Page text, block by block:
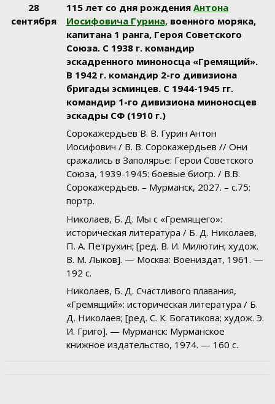
28
сентября
115 лет со дня рождения Антона
Иосифовича Гурина, военного моряка,
капитана 1 ранга, Героя Советского
Союза. С 1938 г. командир
эскадренного миноносца «Гремящий».
В 1942 г. командир 2-го дивизиона
бригады эсминцев. С 1944-1945 гг.
командир 1-го дивизиона миноносцев
эскадры СФ (1910 г.)
Сорокажердьев В. В. Гурин Антон
Иосифович / В. В. Сорокажердьев // Они
сражались в Заполярье: Герои Советского
Союза, 1939-1945: боевые биогр. / В.В.
Сорокажердьев. – Мурманск, 2027. – с.75:
портр.
Николаев, Б. Д. Мы с «Гремящего»:
историческая литература / Б. Д. Николаев,
П. А. Петрухин; [ред. В. И. Милютин; худож.
В. М. Лыков]. — Москва: Воениздат, 1961. —
192 с.
Николаев, Б. Д. Счастливого плавания,
«Гремящий»: историческая литература / Б.
Д. Николаев; [ред. С. К. Богатикова; худож. Э.
И. Григо]. — Мурманск: Мурманское
книжное издательство, 1974. — 160 с.